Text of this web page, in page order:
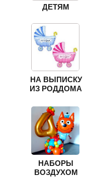
ДЕТЯМ
НА ВЫПИСКУ
ИЗ РОДДОМА
НАБОРЫ
ВОЗДУХОМ